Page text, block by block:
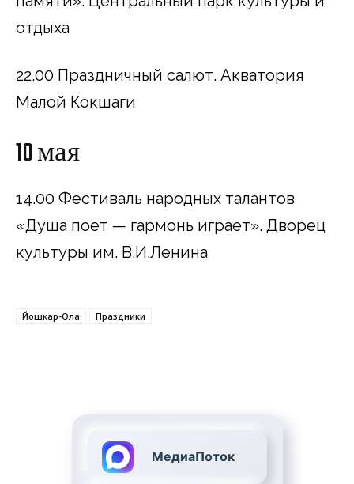
отдыха
22.00 Праздничный салют. Акватория
Малой Кокшаги
10 мая
14.00 Фестиваль народных талантов
«Душа поет — гармонь играет». Дворец
культуры им. В.И.Ленина
Йошкар-Ола Праздники
МедиаПоток